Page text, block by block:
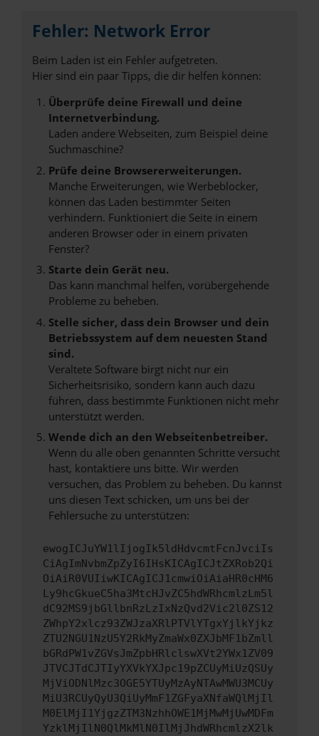
Fehler: Network Error
Beim Laden ist ein Fehler aufgetreten.
Hier sind ein paar Tipps, die dir helfen können:
Überprüfe deine Firewall und deine
Internetverbindung.
Laden andere Webseiten, zum Beispiel deine
Suchmaschine?
Prüfe deine Browsererweiterungen.
Manche Erweiterungen, wie Werbeblocker,
können das Laden bestimmter Seiten
verhindern. Funktioniert die Seite in einem
anderen Browser oder in einem privaten
Fenster?
Starte dein Gerät neu.
Das kann manchmal helfen, vorübergehende
Probleme zu beheben.
Stelle sicher, dass dein Browser und dein
Betriebssystem auf dem neuesten Stand
sind.
Veraltete Software birgt nicht nur ein
Sicherheitsrisiko, sondern kann auch dazu
führen, dass bestimmte Funktionen nicht mehr
unterstützt werden.
Wende dich an den Webseitenbetreiber.
Wenn du alle oben genannten Schritte versucht
hast, kontaktiere uns bitte. Wir werden
versuchen, das Problem zu beheben. Du kannst
uns diesen Text schicken, um uns bei der
Fehlersuche zu unterstützen:
ewogICJuYW1lIjogIk5ldHdvcmtFcnJvciIs
CiAgImNvbmZpZyI6IHsKICAgICJtZXRob2Qi
OiAiR0VUIiwKICAgICJ1cmwiOiAiaHR0cHM6
Ly9hcGkueC5ha3MtcHJvZC5hdWRhcmlzLm5l
dC92MS9jbGllbnRzLzIxNzQvd2Vic2l0ZS12
ZWhpY2xlcz93ZWJzaXRlPTVlYTgxYjlkYjkz
ZTU2NGU1NzU5Y2RkMyZmaWx0ZXJbMF1bZmll
bGRdPW1vZGVsJmZpbHRlclswXVt2YWx1ZV09
JTVCJTdCJTIyYXVkYXJpc19pZCUyMiUzQSUy
MjViODNlMzc3OGE5YTUyMzAyNTAwMWU3MCUy
MiU3RCUyQyU3QiUyMmF1ZGFyaXNfaWQlMjIl
M0ElMjI1YjgzZTM3NzhhOWE1MjMwMjUwMDFm
YzklMjIlN0QlMkMlN0IlMjJhdWRhcmlzX2lk